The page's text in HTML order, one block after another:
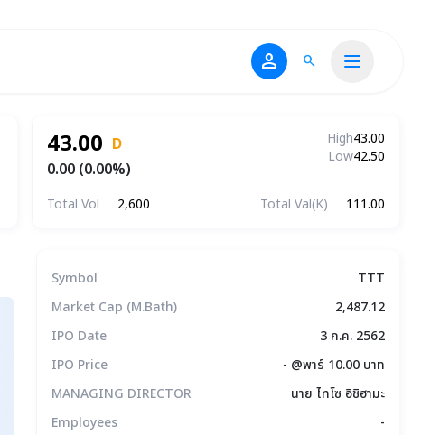
person search
43.00 D
0.00 (0.00%)
High43.00
Low42.50
Total Vol 2,600 Total Val(K) 111.00
Symbol
TTT
Market Cap (M.Bath)
2,487.12
IPO Date
3 ก.ค. 2562
IPO Price
- @พาร์ 10.00 บาท
MANAGING DIRECTOR
นาย ไทโซ อิชิฮามะ
Employees
-